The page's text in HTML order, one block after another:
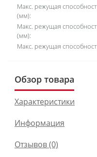
Макс. режущая
(мм):
Макс. режущая
(мм):
Макс. режущая
Обзор товара
Характеристики
Информация
Отзывов (0)